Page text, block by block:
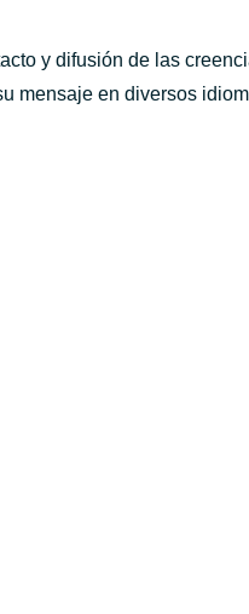
y difusión de las
mensaje en diversos